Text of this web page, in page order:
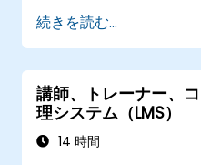
材設計者、人事管理者を
続きを読む...
講師、トレーナー、
理システム（LMS）
14 時間